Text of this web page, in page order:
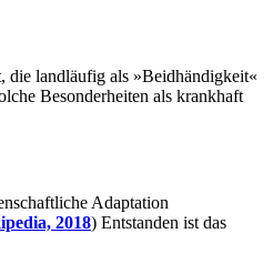
die landläufig als »Beidhändigkeit«
Besonderheiten als krankhaft
Adaptation
2018) Entstanden ist das